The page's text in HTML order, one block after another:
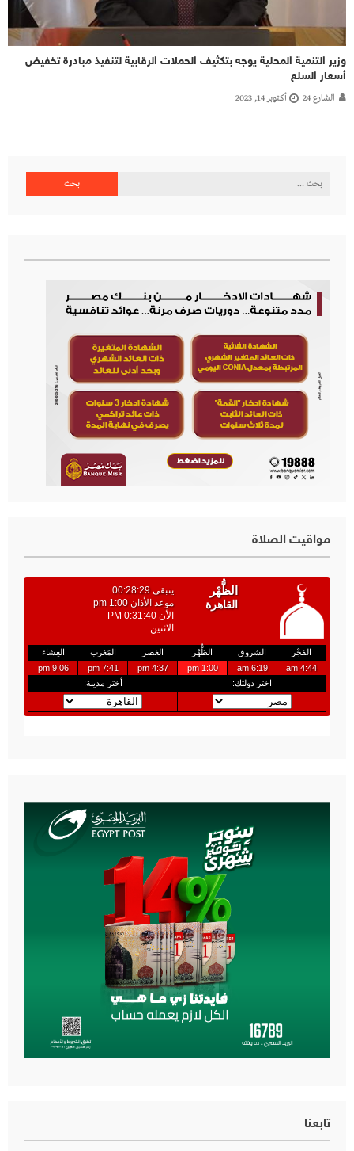
وزير التنمية المحلية يوجه بتكثيف الحملات الرقابية لتنفيذ مبادرة تخفيض
أسعار السلع
الشارع 24 أكتوبر 14, 2023
البحث
مواقيت الصلاة
تابعنا